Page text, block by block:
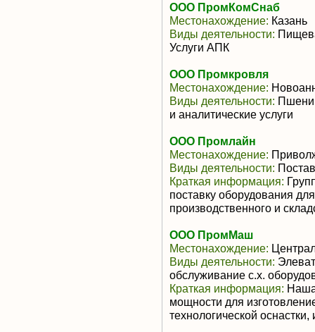
ООО ПромКомСнаб
Местонахождение: Казань
Виды деятельности:
Услуги АПК
ООО Промкровля
Местонахождение:
Виды деятельности:
и аналитические услуги
ООО Промлайн
Местонахождение:
Виды деятельности:
Краткая информация:
поставку оборудования
производственного и
ООО ПромМаш
Местонахождение:
Виды деятельности:
обслуживание с.х.
Краткая информация:
мощности для
технологической